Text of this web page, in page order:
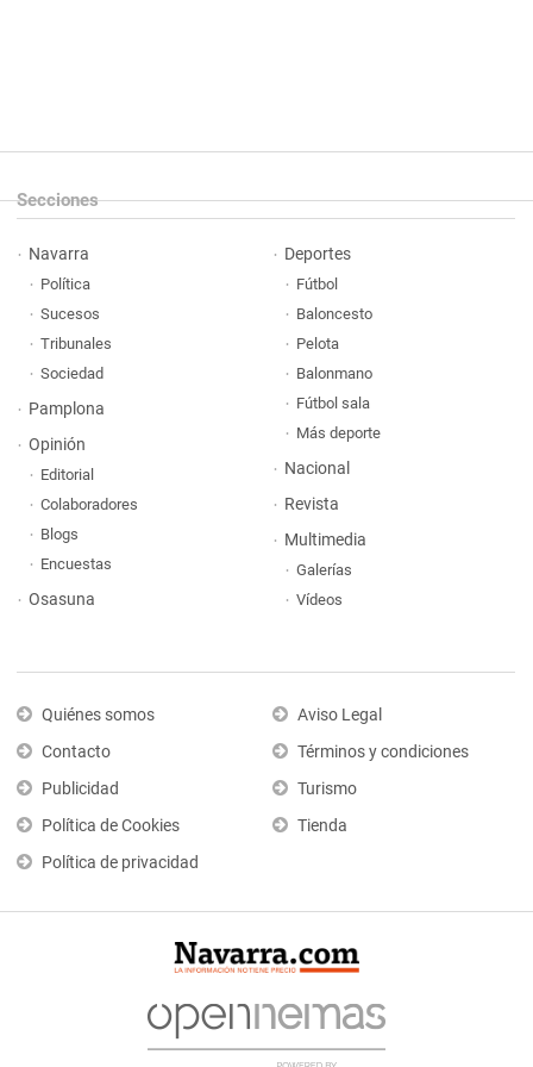
Secciones
Navarra
Política
Sucesos
Tribunales
Sociedad
Pamplona
Opinión
Editorial
Colaboradores
Blogs
Encuestas
Osasuna
Deportes
Fútbol
Baloncesto
Pelota
Balonmano
Fútbol sala
Más deporte
Nacional
Revista
Multimedia
Galerías
Vídeos
Quiénes somos
Contacto
Publicidad
Política de Cookies
Política de privacidad
Aviso Legal
Términos y condiciones
Turismo
Tienda